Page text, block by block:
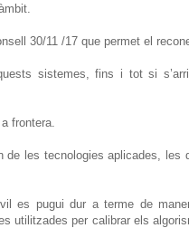
30/11 /17 que permet el
sistemes, fins i tot si
frontera.
de les tecnologies aplicades, les
es pugui dur a terme de
utilitzades per calibrar els